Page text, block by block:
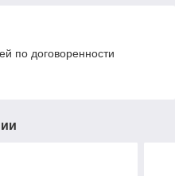
по договоренности